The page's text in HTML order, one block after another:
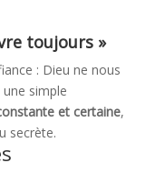
toujours »
: Dieu ne nous
simple
et certaine,
secrète.